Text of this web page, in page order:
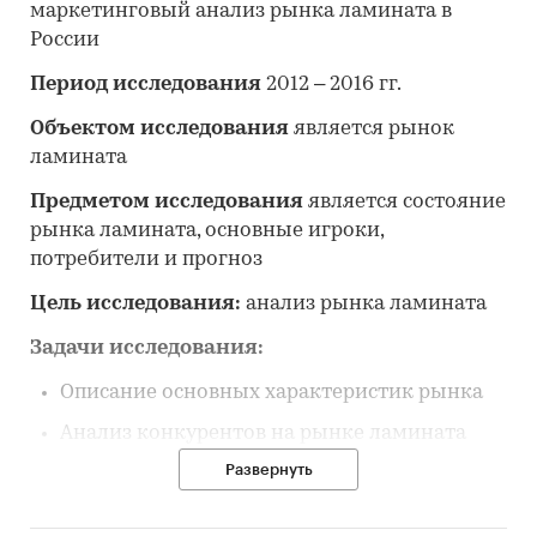
маркетинговый анализ рынка ламината в
России
Период исследования 2012 – 2016 гг.
Объектом исследования является рынок
ламината
Предметом исследования является состояние
рынка ламината, основные игроки,
потребители и прогноз
Цель исследования: анализ рынка ламината
Задачи исследования:
Описание основных характеристик рынка
Анализ конкурентов на рынке ламината
Анализ потребления ламината
Развернуть